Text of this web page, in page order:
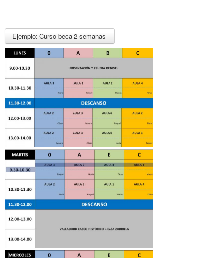
Ejemplo: Curso-beca 2 semanas